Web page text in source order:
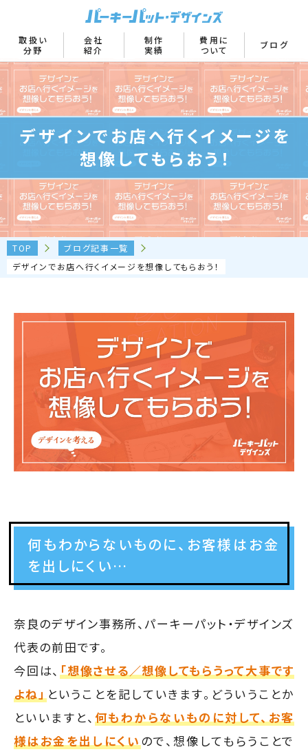
取扱い
分野
会社
紹介
制作
実績
費用に
ついて
ブログ
デザインでお店へ行くイメージを
想像してもらおう！
TOP
ブログ記事一覧
デザインでお店へ行くイメージを想像してもらおう！
何もわからないものに、お客様はお金
を出しにくい…
奈良のデザイン事務所、パーキーパット・デザインズ
代表の前田です。
今回は、 「想像させる／想像してもらうって大事です
よね」 ということを記していきます。どういうことか
といいますと、 何もわからないものに対して、お客
様はお金を出しにくい ので、想像してもらうことで